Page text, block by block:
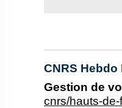
CNRS
Gestion de
cnrs/hauts-